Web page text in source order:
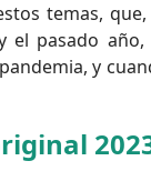
temas,
el pasado
y